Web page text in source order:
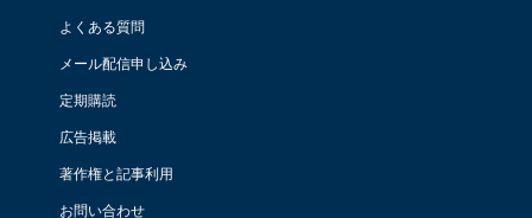
よくある質問
メール配信申し込み
定期購読
広告掲載
著作権と記事利用
お問い合わせ